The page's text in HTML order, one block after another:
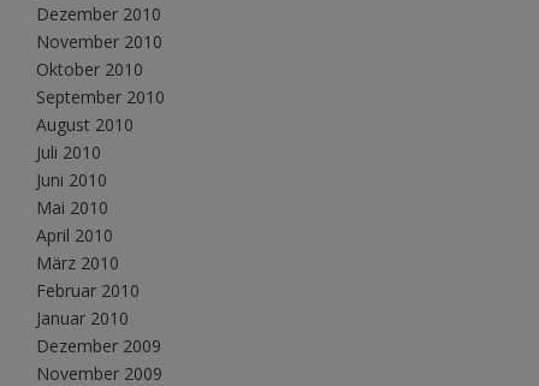
Dezember 2010
November 2010
Oktober 2010
September 2010
August 2010
Juli 2010
Juni 2010
Mai 2010
April 2010
März 2010
Februar 2010
Januar 2010
Dezember 2009
November 2009